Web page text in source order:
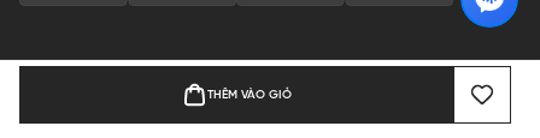
THÊM VÀO GIỎ
Bản quyền © 2024 KGVIETNAM